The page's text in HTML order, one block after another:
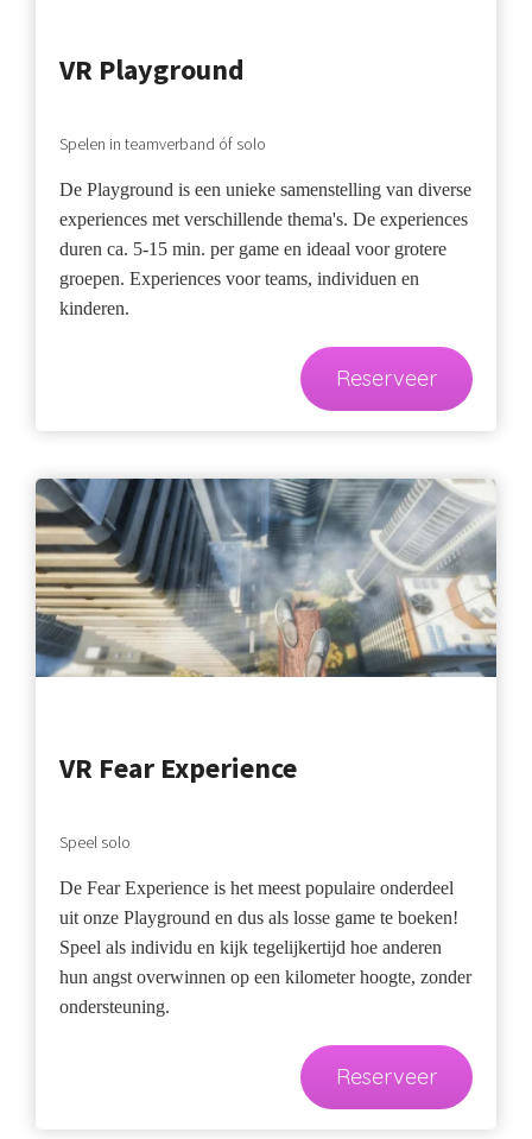
VR Playground
Spelen in teamverband óf solo
De Playground is een unieke samenstelling van diverse
experiences met verschillende thema's. De experiences
duren ca. 5-15 min. per game en ideaal voor grotere
groepen. Experiences voor teams, individuen en
kinderen.
Reserveer
VR Fear Experience
Speel solo
De Fear Experience is het meest populaire onderdeel
uit onze Playground en dus als losse game te boeken!
Speel als individu en kijk tegelijkertijd hoe anderen
hun angst overwinnen op een kilometer hoogte, zonder
ondersteuning.
Reserveer